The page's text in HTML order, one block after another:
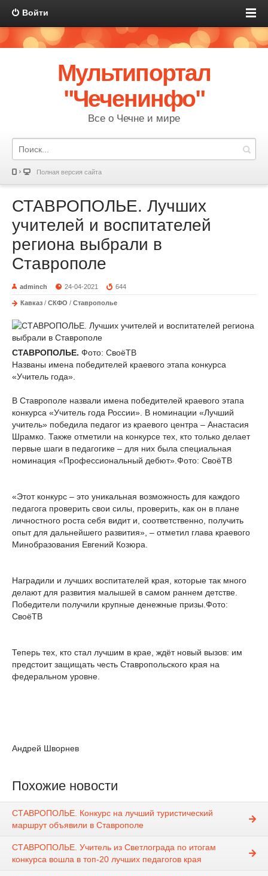
Войти
Мультипортал
"Чеченинфо"
Все о Чечне и мире
Полная версия сайта
СТАВРОПОЛЬЕ. Лучших
учителей и воспитателей
региона выбрали в
Ставрополе
adminch 24-04-2021 644
Кавказ / СКФО / Ставрополье
СТАВРОПОЛЬЕ. Фото: СвоёТВ
Названы имена победителей краевого этапа конкурса
«Учитель года».
В Ставрополе назвали имена победителей краевого этапа
конкурса «Учитель года России». В номинации «Лучший
учитель» победила педагог из краевого центра – Анастасия
Шрамко. Также отметили на конкурсе тех, кто только делает
первые шаги в педагогике – для них была специальная
номинация «Профессиональный дебют».Фото: СвоёТВ
«Этот конкурс – это уникальная возможность для каждого
педагога проверить свои силы, проверить, как он в плане
личностного роста себя видит и, соответственно, получить
опыт для дальнейшего развития», – отметил глава краевого
Минобразования Евгений Козюра.
Наградили и лучших воспитателей края, которые так много
делают для развития малышей в самом раннем детстве.
Победители получили крупные денежные призы.Фото:
СвоёТВ
Теперь тех, кто стал лучшим в крае, ждёт новый вызов: им
предстоит защищать честь Ставропольского края на
федеральном уровне.
Андрей Шворнев
Похожие новости
СТАВРОПОЛЬЕ. Конкурс на лучший туристический
маршрут объявили в Ставрополе
СТАВРОПОЛЬЕ. Учитель из Светлограда по итогам
конкурса вошла в топ-20 лучших педагогов края